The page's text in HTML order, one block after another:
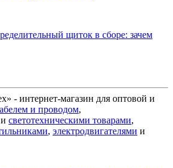
щиток в сборе: зачем
- интернет-магазин для оптовой и
и проводом,
светотехническими товарами,
, электродвигателями и